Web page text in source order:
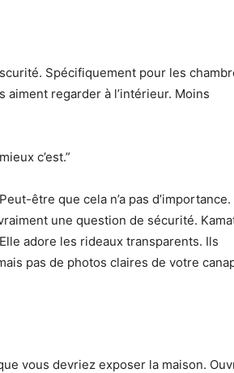
Spécifiquement pour les
regarder à l’intérieur. Moins
c’est.”
être que cela n’a pas d’importance.
une question de sécurité.
adore les rideaux transparents. Ils
pas de photos claires de votre
vous devriez exposer la maison.